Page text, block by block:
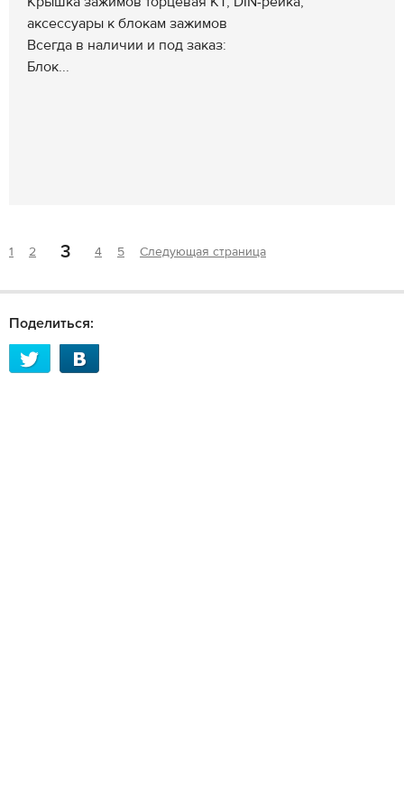
аксессуары к блокам зажимов
Всегда в наличии и под заказ:
Блок...
1 2 3 4 5 Следующая страница
Поделиться: